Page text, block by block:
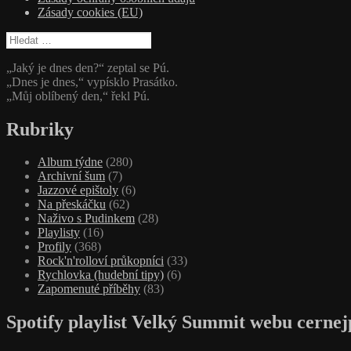
Zásady cookies (EU)
Vyhledávání
„Jaký je dnes den?“ zeptal se Pú.
„Dnes je dnes,“ vypísklo Prasátko.
„Můj oblíbený den,“ řekl Pú.
Rubriky
Album týdne (280)
Archivní šum (7)
Jazzové epištoly (6)
Na přeskáčku (62)
Naživo s Pudinkem (28)
Playlisty (16)
Profily (368)
Rock'n'rolloví průkopníci (33)
Rychlovka (hudební tipy) (6)
Zapomenuté příběhy (83)
Spotify playlist Velký Summit webu